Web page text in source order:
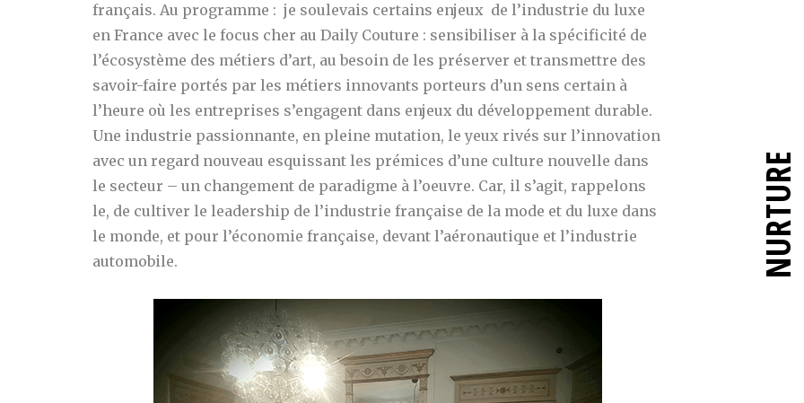
français. Au programme : je soulevais certains enjeux de l’industrie du luxe
en France avec le focus cher au Daily Couture : sensibiliser à la spécificité de
l’écosystème des métiers d’art, au besoin de les préserver et transmettre des
savoir-faire portés par les métiers innovants porteurs d’un sens certain à
l’heure où les entreprises s’engagent dans enjeux du développement durable.
Une industrie passionnante, en pleine mutation, le yeux rivés sur l’innovation
avec un regard nouveau esquissant les prémices d’une culture nouvelle dans
le secteur – un changement de paradigme à l’oeuvre. Car, il s’agit, rappelons
le, de cultiver le leadership de l’industrie française de la mode et du luxe dans
le monde, et pour l’économie française, devant l’aéronautique et l’industrie
automobile.
NURTURE